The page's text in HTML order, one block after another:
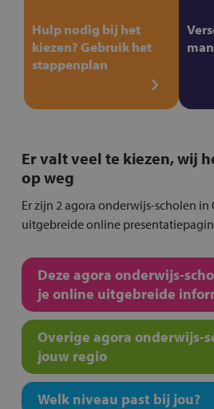
Hulp nodig bij het
kiezen? Gebruik het
stappenplan
Er valt veel te kiezen, wij
op weg
Er zijn 2 agora onderwijs-scholen in
uitgebreide online
Deze agora onderwijs-
je online uitgebreide
Overige agora onderwijs-
jouw regio
Welk niveau past bij jou?